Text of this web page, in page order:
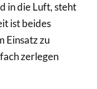
in die Luft, steht
ist beides
Einsatz zu
zerlegen